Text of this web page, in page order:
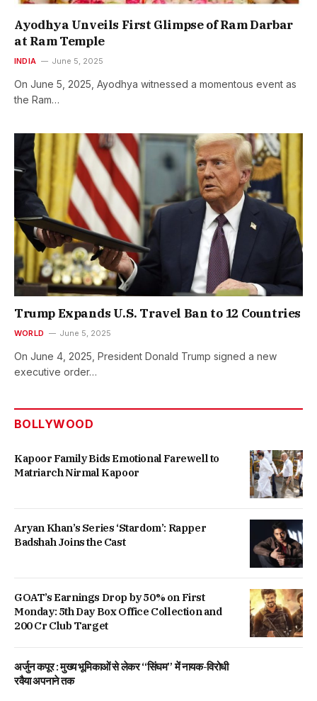
Ayodhya Unveils First Glimpse of Ram Darbar
at Ram Temple
INDIA June 5, 2025
On June 5, 2025, Ayodhya witnessed a momentous event as
the Ram…
Trump Expands U.S. Travel Ban to 12 Countries
WORLD June 5, 2025
On June 4, 2025, President Donald Trump signed a new
executive order…
BOLLYWOOD
Kapoor Family Bids Emotional Farewell to
Matriarch Nirmal Kapoor
Aryan Khan’s Series ‘Stardom’: Rapper
Badshah Joins the Cast
GOAT’s Earnings Drop by 50% on First
Monday: 5th Day Box Office Collection and
200 Cr Club Target
अर्जुन कपूर : मुख्य भूमिकाओं से लेकर “सिंघम” में नायक-विरोधी
रवैया अपनाने तक